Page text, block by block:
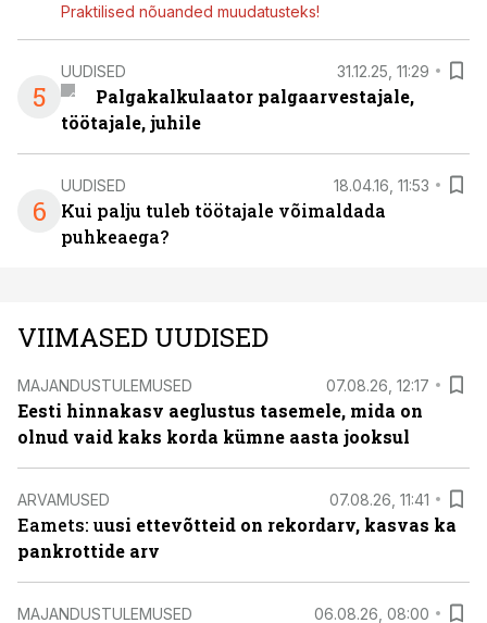
Praktilised nõuanded muudatusteks!
5
UUDISED 31.12.25, 11:29
Palgakalkulaator palgaarvestajale,
töötajale, juhile
6
UUDISED 18.04.16, 11:53
Kui palju tuleb töötajale võimaldada
puhkeaega?
VIIMASED UUDISED
MAJANDUSTULEMUSED 07.08.26, 12:17
Eesti hinnakasv aeglustus tasemele, mida on
olnud vaid kaks korda kümne aasta jooksul
ARVAMUSED 07.08.26, 11:41
Eamets: uusi ettevõtteid on rekordarv, kasvas ka
pankrottide arv
MAJANDUSTULEMUSED 06.08.26, 08:00